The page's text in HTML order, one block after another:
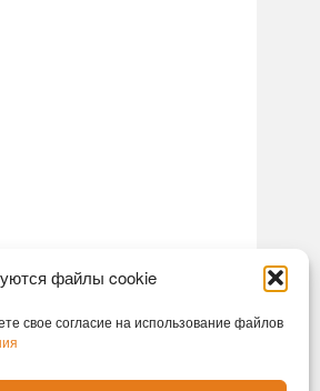
файлы cookie
свое согласие на использование файлов